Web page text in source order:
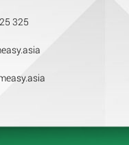
325